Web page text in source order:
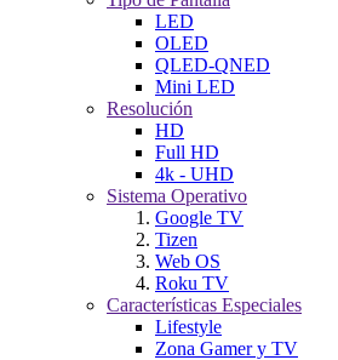
LED
OLED
QLED-QNED
Mini LED
Resolución
HD
Full HD
4k - UHD
Sistema Operativo
Google TV
Tizen
Web OS
Roku TV
Características Especiales
Lifestyle
Zona Gamer y TV